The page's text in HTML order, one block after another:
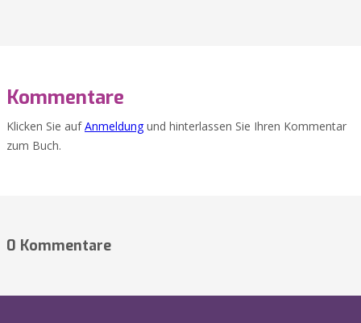
Kommentare
Klicken Sie aufAnmeldungund hinterlassen Sie Ihren Kommentar
zum Buch.
0 Kommentare